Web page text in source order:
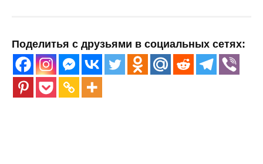
Поделитья с друзьями в социальных сетях: